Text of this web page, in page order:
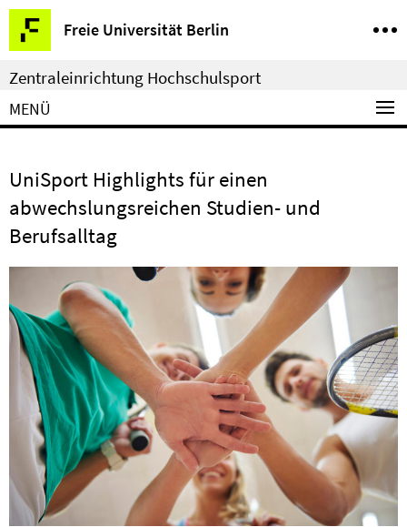
Springe
direkt
zu
Inhalt
Freie Universität Berlin
Service-
Navigation
Zentraleinrichtung Hochschulsport
MENÜ
UniSport Highlights für einen
abwechslungsreichen Studien- und
Berufsalltag